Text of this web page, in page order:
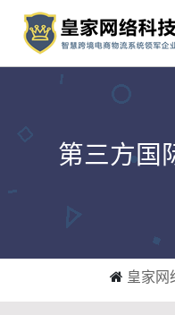
第三方国
皇家网